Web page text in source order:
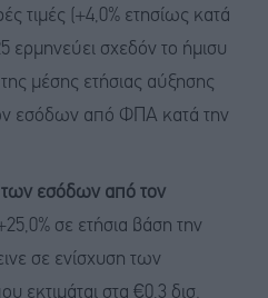
τιμές (+4,0% ετησίως κατά
ερμηνεύει σχεδόν το ήμισυ
μέσης ετήσιας αύξησης
εσόδων από ΦΠΑ κατά την
των εσόδων από τον
σε ετήσια βάση την
σε ενίσχυση των
εκτιμάται στα €0,3 δισ.